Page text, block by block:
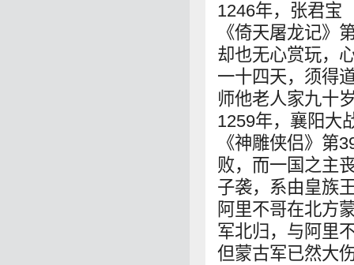
1246年，张君宝
《倚天屠龙记
却也无心赏玩，
一十四天，须得
师他老人家九十
1259年，襄阳大
《神雕侠侣》第
败，而一国之主
子袭，系由皇族
阿里不哥在北方
军北归，与阿里
但蒙古军已然大